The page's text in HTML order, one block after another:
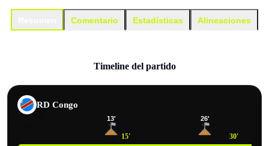
Comentario Estadísticas Alineaciones
Timeline del partido
RD Congo
15' 30'
13' 26'